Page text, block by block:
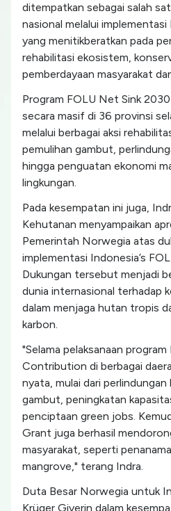
ditempatkan sebagai salah
nasional melalui
yang menitikberatkan pada
rehabilitasi ekosistem,
pemberdayaan masyarakat
Program FOLU Net Sink
secara masif di 36 provinsi
melalui berbagai aksi
pemulihan gambut,
hingga penguatan ekonomi
lingkungan.
Pada kesempatan ini juga,
Kehutanan menyampaikan
Pemerintah Norwegia atas
implementasi Indonesia’s
Dukungan tersebut menjadi
dunia internasional terhadap
dalam menjaga hutan tropis
karbon.
"Selama pelaksanaan
Contribution di berbagai
nyata, mulai dari
gambut, peningkatan
penciptaan green jobs.
Grant juga berhasil
masyarakat, seperti
mangrove," terang Indra.
Duta Besar Norwegia untuk
Krüger Giverin dalam